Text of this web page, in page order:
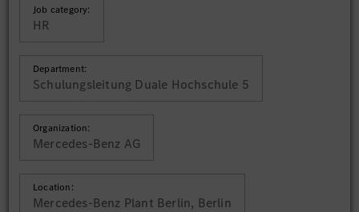
Job category:
HR
Department:
Schulungsleitung Duale Hochschule 5
Organization:
Mercedes-Benz AG
Location:
Mercedes-Benz Plant Berlin, Berlin